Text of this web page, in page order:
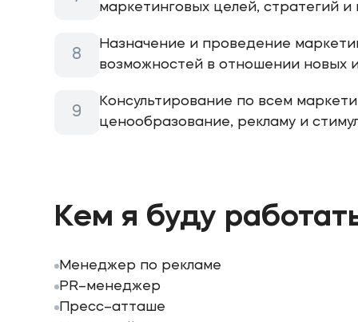
маркетинговых целей, стратегий
Назначение и проведение
возможностей в отношении новых
Консультирование по всем
ценообразование, рекламу и
Кем я буду
Менеджер по рекламе
PR–менеджер
Пресс–атташе